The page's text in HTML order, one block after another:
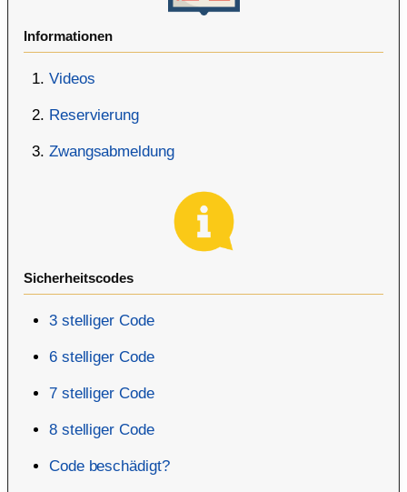
Informationen
Videos
Reservierung
Zwangsabmeldung
Sicherheitscodes
3 stelliger Code
6 stelliger Code
7 stelliger Code
8 stelliger Code
Code beschädigt?